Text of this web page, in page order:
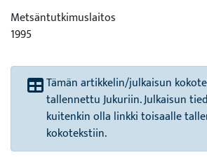
Metsäntutkimuslaitos
1995
Tämän artikkelin/julkaisun
tallennettu Jukuriin. Julkaisun
kuitenkin olla linkki toisaalle
kokotekstiin.